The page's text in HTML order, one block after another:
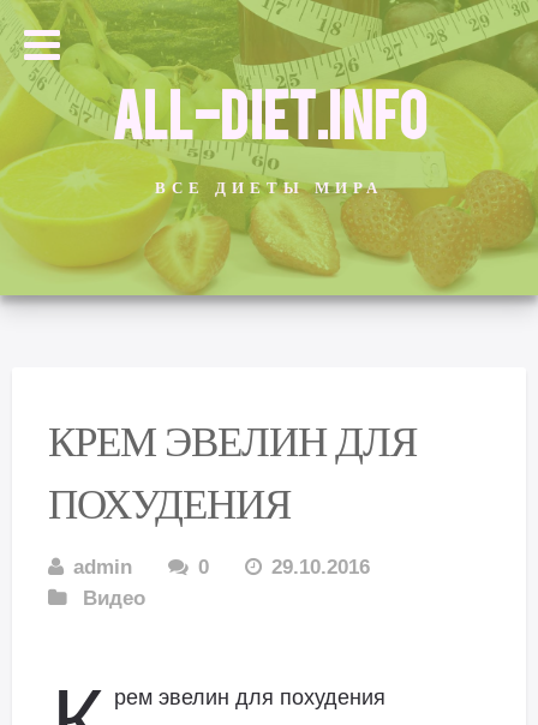
ALL-DIET.INFO
ВСЕ ДИЕТЫ МИРА
КРЕМ ЭВЕЛИН ДЛЯ
ПОХУДЕНИЯ
admin 0
29.10.2016
Видео
рем эвелин для похудения